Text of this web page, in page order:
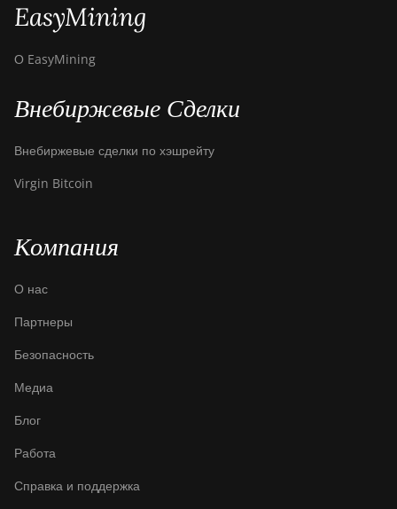
EasyMining
О EasyMining
Внебиржевые Сделки
Внебиржевые сделки по хэшрейту
Virgin Bitcoin
Компания
О нас
Партнеры
Безопасность
Медиа
Блог
Работа
Справка и поддержка